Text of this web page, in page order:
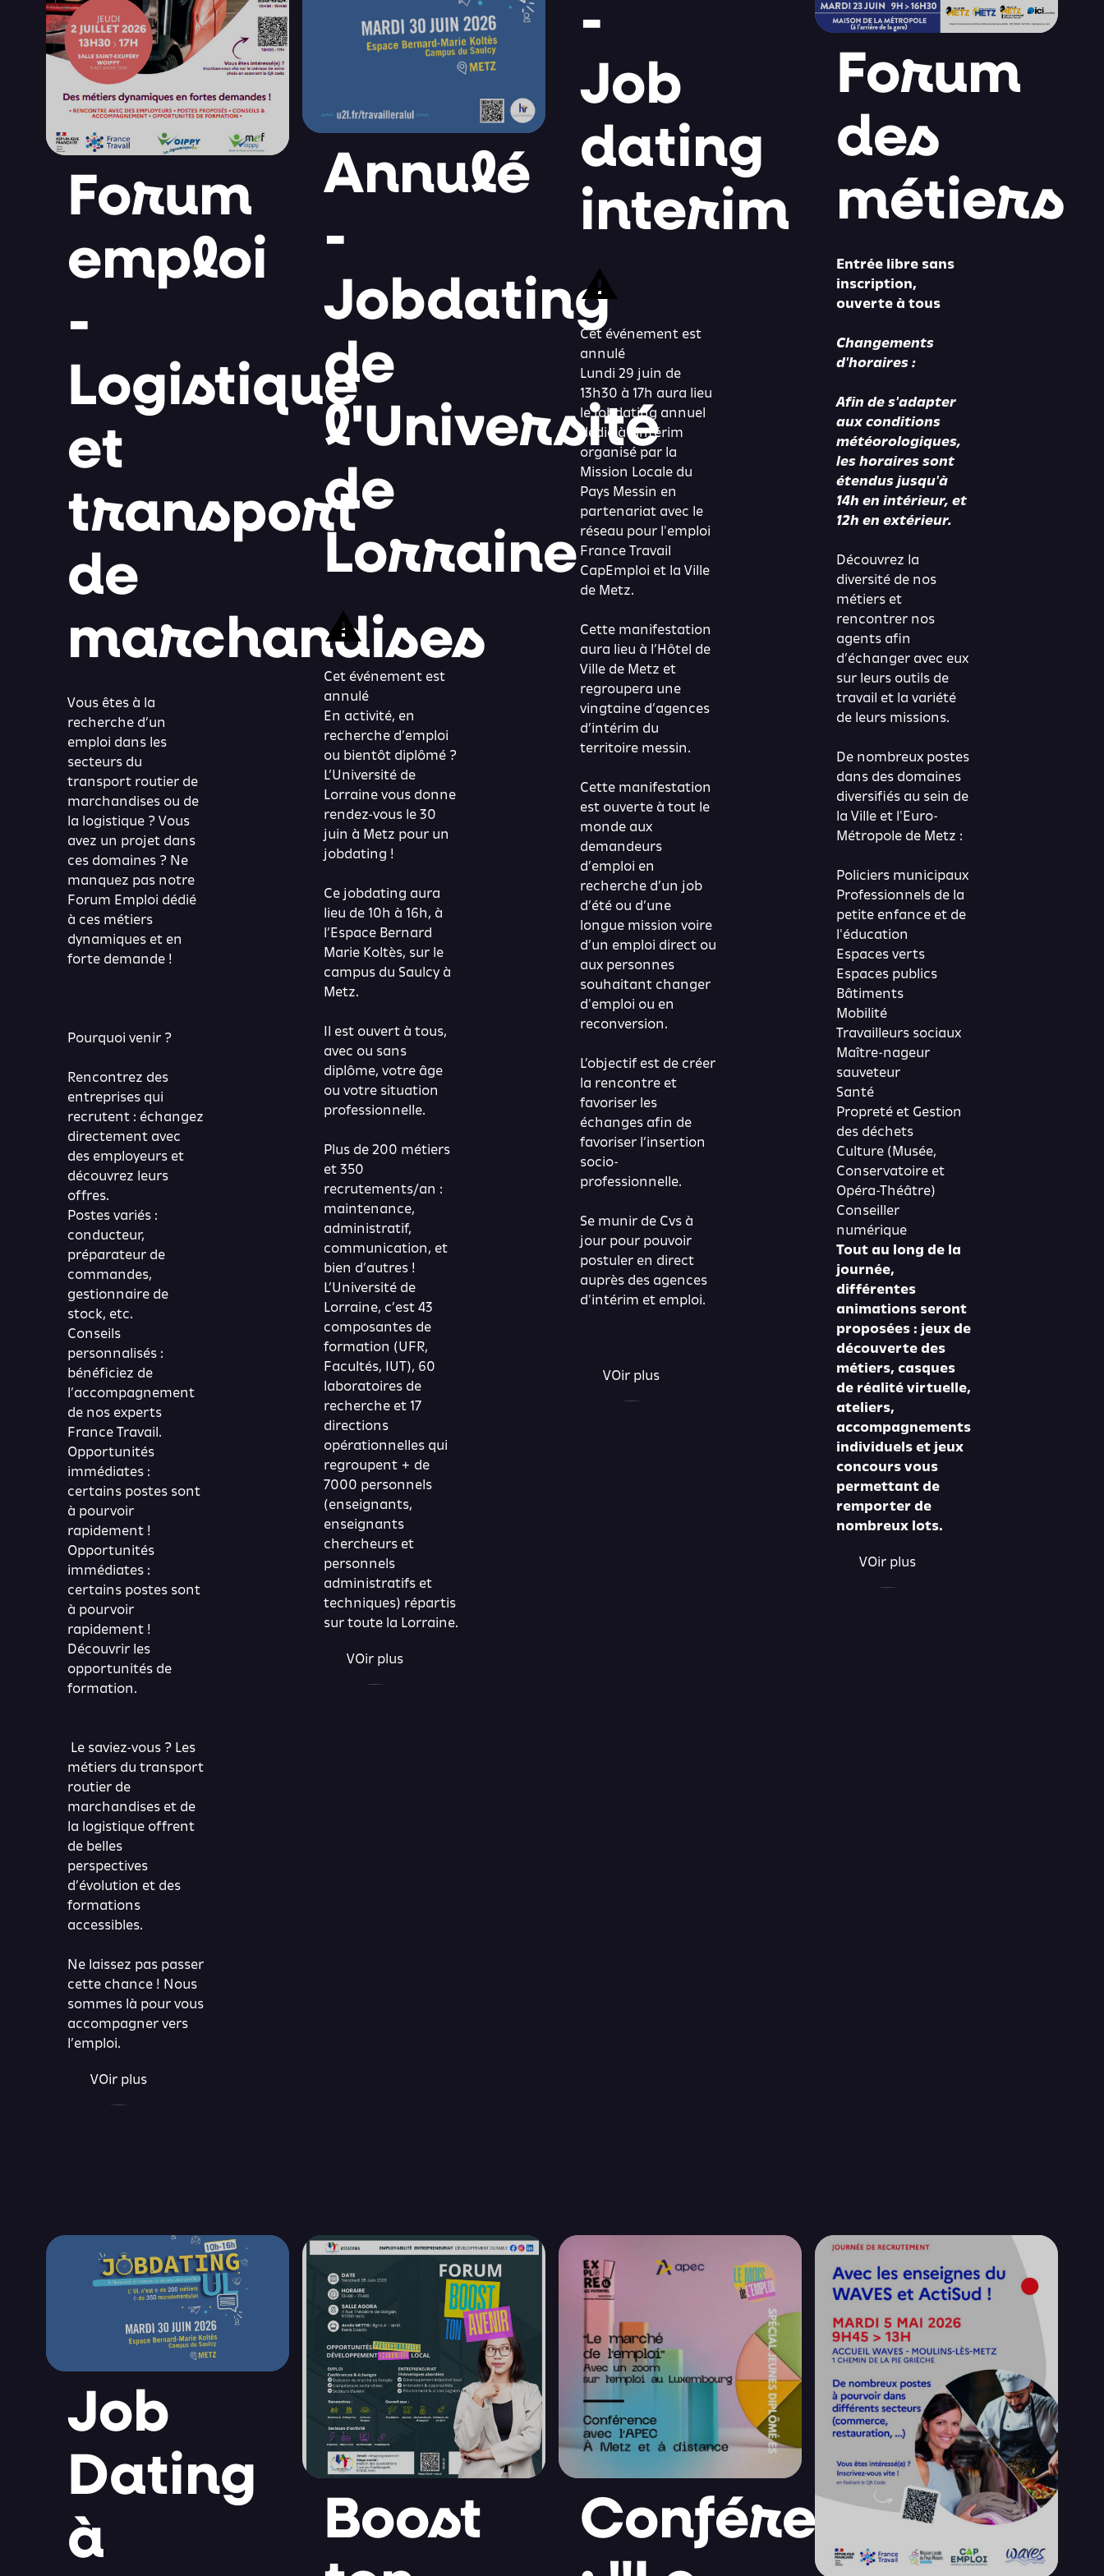
Forum
emploi
-
Logistique
et
transport
de
marchandises
Vous êtes à la
recherche d’un
emploi dans les
secteurs du
transport routier de
marchandises ou de
la logistique ? Vous
avez un projet dans
ces domaines ? Ne
manquez pas notre
Forum Emploi dédié
à ces métiers
dynamiques et en
forte demande !
Pourquoi venir ?
Rencontrez des
entreprises qui
recrutent : échangez
directement avec
des employeurs et
découvrez leurs
offres.
Postes variés :
conducteur,
préparateur de
commandes,
gestionnaire de
stock, etc.
Conseils
personnalisés :
bénéficiez de
l’accompagnement
de nos experts
France Travail.
Opportunités
immédiates :
certains postes sont
à pourvoir
rapidement !
Opportunités
immédiates :
certains postes sont
à pourvoir
rapidement !
Découvrir les
opportunités de
formation.
Le saviez-vous ? Les
métiers du transport
routier de
marchandises et de
la logistique offrent
de belles
perspectives
d’évolution et des
formations
accessibles.
Ne laissez pas passer
cette chance ! Nous
sommes là pour vous
accompagner vers
l’emploi.
VOir plus
Annulé
-
Jobdating
de
l'Université
de
Lorraine
Cet événement est
annulé
En activité, en
recherche d’emploi
ou bientôt diplômé ?
L’Université de
Lorraine vous donne
rendez-vous le 30
juin à Metz pour un
jobdating !
Ce jobdating aura
lieu de 10h à 16h, à
l’Espace Bernard
Marie Koltès, sur le
campus du Saulcy à
Metz.
Il est ouvert à tous,
avec ou sans
diplôme, votre âge
ou votre situation
professionnelle.
Plus de 200 métiers
et 350
recrutements/an :
maintenance,
administratif,
communication, et
bien d’autres !
L’Université de
Lorraine, c’est 43
composantes de
formation (UFR,
Facultés, IUT), 60
laboratoires de
recherche et 17
directions
opérationnelles qui
regroupent + de
7000 personnels
(enseignants,
enseignants
chercheurs et
personnels
administratifs et
techniques) répartis
sur toute la Lorraine.
VOir plus
-
Job
dating
interim
Cet événement est
annulé
Lundi 29 juin de
13h30 à 17h aura lieu
le jobdating annuel
dédié à l’intérim
organisé par la
Mission Locale du
Pays Messin en
partenariat avec le
réseau pour l'emploi
France Travail
CapEmploi et la Ville
de Metz.
Cette manifestation
aura lieu à l’Hôtel de
Ville de Metz et
regroupera une
vingtaine d’agences
d’intérim du
territoire messin.
Cette manifestation
est ouverte à tout le
monde aux
demandeurs
d’emploi en
recherche d’un job
d’été ou d’une
longue mission voire
d’un emploi direct ou
aux personnes
souhaitant changer
d'emploi ou en
reconversion.
L’objectif est de créer
la rencontre et
favoriser les
échanges afin de
favoriser l’insertion
socio-
professionnelle.
Se munir de Cvs à
jour pour pouvoir
postuler en direct
auprès des agences
d'intérim et emploi.
VOir plus
Forum
des
métiers
Entrée libre sans
inscription,
ouverte à tous
Changements
d'horaires :
Afin de s'adapter
aux conditions
météorologiques,
les horaires sont
étendus jusqu'à
14h en intérieur, et
12h en extérieur.
Découvrez la
diversité de nos
métiers et
rencontrer nos
agents afin
d’échanger avec eux
sur leurs outils de
travail et la variété
de leurs missions.
De nombreux postes
dans des domaines
diversifiés au sein de
la Ville et l'Euro-
Métropole de Metz :
Policiers municipaux
Professionnels de la
petite enfance et de
l'éducation
Espaces verts
Espaces publics
Bâtiments
Mobilité
Travailleurs sociaux
Maître-nageur
sauveteur
Santé
Propreté et Gestion
des déchets
Culture (Musée,
Conservatoire et
Opéra-Théâtre)
Conseiller
numérique
Tout au long de la
journée,
différentes
animations seront
proposées : jeux de
découverte des
métiers, casques
de réalité virtuelle,
ateliers,
accompagnements
individuels et jeux
concours vous
permettant de
remporter de
nombreux lots.
VOir plus
Job
Dating
à Boost Conférence